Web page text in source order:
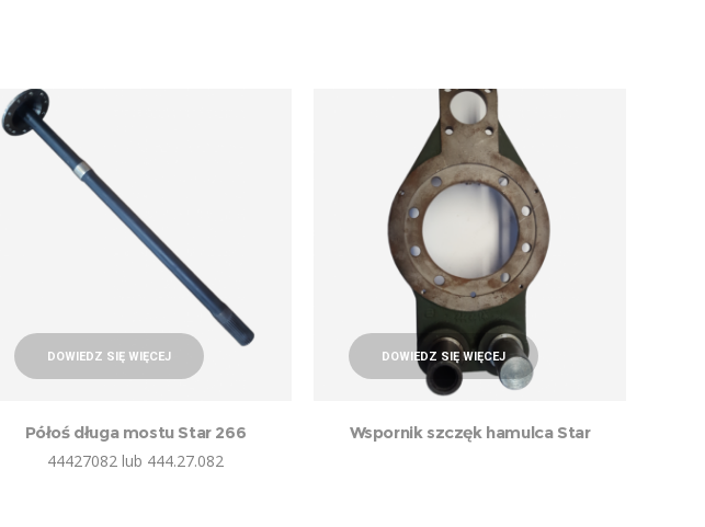
DOWIEDZ SIĘ WIĘCEJ
Półoś długa mostu Star 266
44427082 lub 444.27.082
DOWIEDZ SIĘ WIĘCEJ
Wspornik szczęk hamulca Star